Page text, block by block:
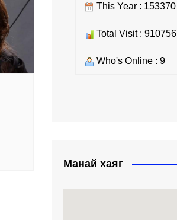
This Year : 153370
Total Visit : 910756
Who's Online : 9
Манай хаяг